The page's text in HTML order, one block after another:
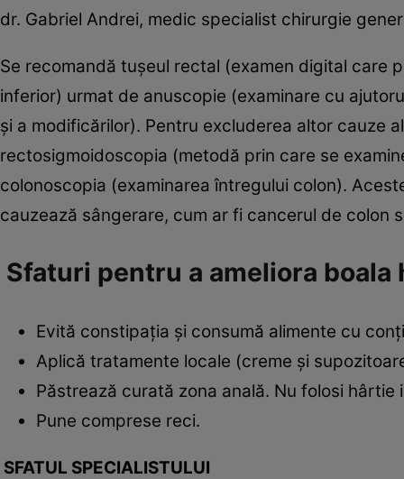
dr. Gabriel Andrei, medic specialist chirurgie
Se recomandă tuşeul rectal (examen digital care
inferior) urmat de anuscopie (examinare cu
şi a modificărilor). Pentru excluderea altor cauze
rectosigmoidoscopia (metodă prin care se
colonoscopia (examinarea întregului colon).
cauzează sângerare, cum ar fi cancerul de colon
Sfaturi pentru a ameliora boala
Evită constipaţia şi consumă alimente cu
Aplică tratamente locale (creme şi
Păstrează curată zona anală. Nu folosi
Pune comprese reci.
SFATUL SPECIALISTULUI